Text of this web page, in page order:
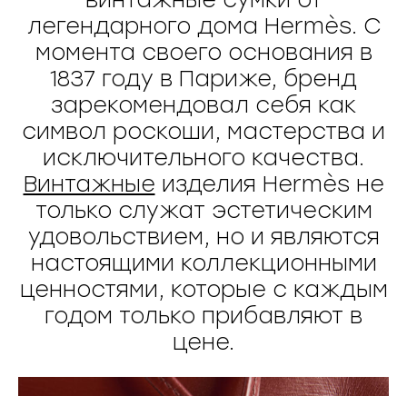
легендарного дома Hermès. С
момента своего основания в
1837 году в Париже, бренд
зарекомендовал себя как
символ роскоши, мастерства и
исключительного качества.
Винтажные изделия Hermès не
только служат эстетическим
удовольствием, но и являются
настоящими коллекционными
ценностями, которые с каждым
годом только прибавляют в
цене.